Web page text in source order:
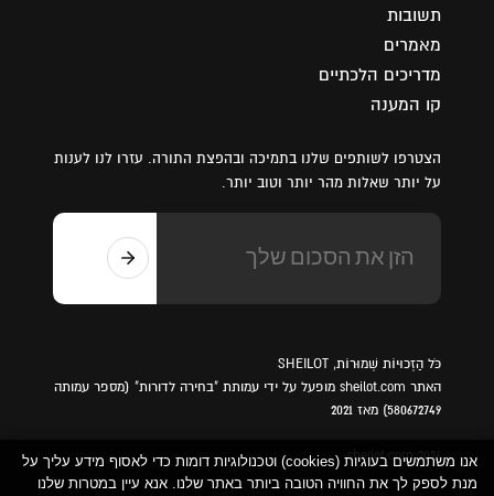
תשובות
מאמרים
מדריכים הלכתיים
קו המענה
הצטרפו לשותפים שלנו בתמיכה ובהפצת התורה. עזרו לנו לענות
על יותר שאלות מהר יותר וטוב יותר.
כֹּל הַזְכוּיוֹת שְׁמוּרוֹת, SHEILOT
האתר sheilot.com מופעל על ידי עמותת "בחירה לדורות" (מספר עמותה
580672749) מאז 2021
sheilot.com 2026
אנו משתמשים בעוגיות (cookies) וטכנולוגיות דומות כדי לאסוף מידע עליך על
מנת לספק לך את החוויה הטובה ביותר באתר שלנו. אנא עיין במטרות שלנו